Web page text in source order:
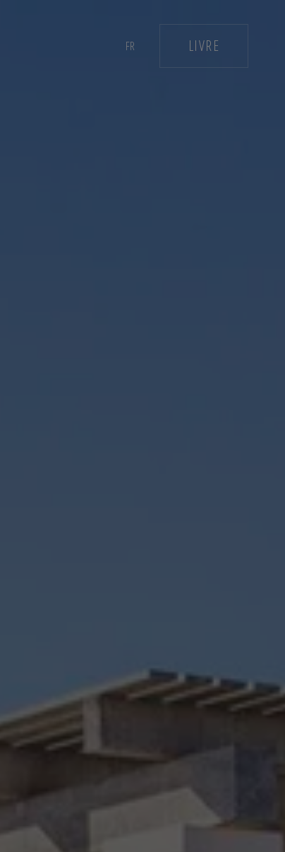
FR
LIVRE